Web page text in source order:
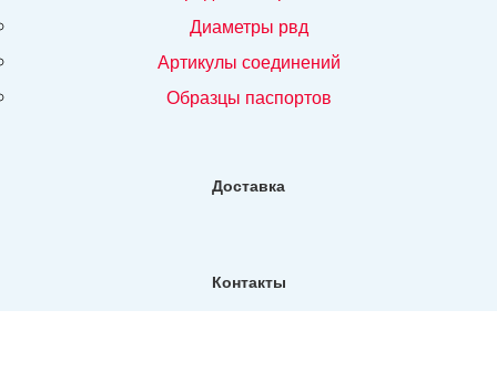
диаметры рвд
артикулы соединений
образцы паспортов
Доставка
Контакты